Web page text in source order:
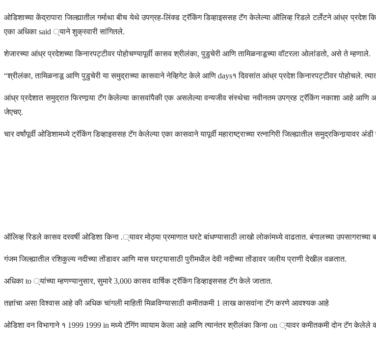
ओडिशाच्या केंद्रापारा जिल्ह्यातील गर्माथा बीच येथे उपग्रह-लिंक्ड ट्रॅकिंग डिव्हाइससह टॅग केलेल्या ऑलिव्ह रिडले टर्लेटने आंध्र
एका अधिका said ्याने शुक्रवारी सांगितले.
शेजारच्या आंध्र प्रदेशच्या किनारपट्टीवर पोहोचण्यापूर्वी कासव श्रीलंका, पुडुचेरी आणि तामिळनाडूच्या वॉटरला ओलांडतो, असे ते म्हणाले.
“श्रीलंका, तामिळनाडू आणि पुडुचेरी या समुद्राच्या कासवाने नेव्हिगेट केले आणि days१ दिवसांत आंध्र प्रदेश किनारपट्टीवर पोहोचले.
आंध्र प्रदेशात समुद्रात फिरणार्‍या टॅग केलेल्या कासवांपैकी एक असलेल्या वन्यजीव संस्थेचा नवीनतम उपग्रह ट्रॅकिंग नकाशा आहे
जेएचए.
चार वर्षांपूर्वी ओडिशामध्ये ट्रॅकिंग डिव्हाइससह टॅग केलेल्या एका कासवाने यापूर्वी महाराष्ट्राच्या रत्नागिरी जिल्ह्यातील समुद्रकिनार्‍यावर
ऑलिव्ह रिडले कासव दरवर्षी ओडिशा किना .्यावर मोठ्या प्रमाणात घरटे बांधण्यासाठी लाखो लोकांमध्ये वाढतात. बंगालच्या उपसागराच्या
गंजम जिल्ह्यातील रशिकुल्य नदीच्या तोंडावर आणि मास घरट्यासाठी पुरीमधील देवी नदीच्या तोंडावर जलीय प्राणी देखील वळतात.
अधिका to ्यांच्या म्हणण्यानुसार, सुमारे 3,000 कासव वार्षिक ट्रॅकिंग डिव्हाइससह टॅग केले जातात.
तज्ञांचा असा विश्वास आहे की अधिक चांगली माहिती मिळविण्यासाठी कमीतकमी 1 लाख कासवांना टॅग करणे आवश्यक आहे
ओडिशा वन विभागाने १ 1999 1999 in मध्ये टॅगिंग व्यायाम केला आहे आणि त्यानंतर श्रीलंका किना on ्यावर कमीतकमी दोन टॅग केलेले